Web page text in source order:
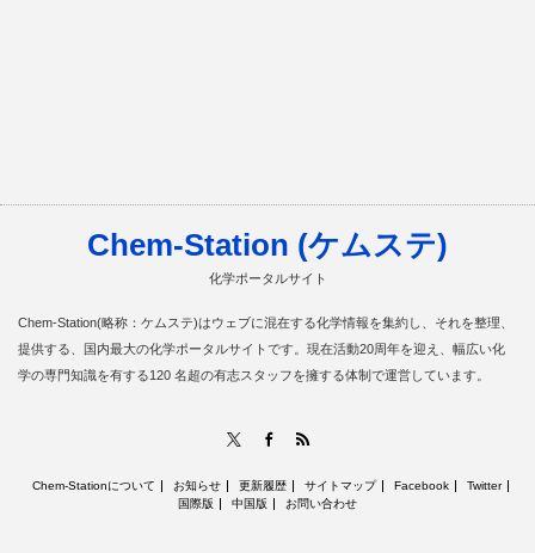
Chem-Station (ケムステ)
化学ポータルサイト
Chem-Station(略称：ケムステ)はウェブに混在する化学情報を集約し、それを整理、
提供する、国内最大の化学ポータルサイトです。現在活動20周年を迎え、幅広い化
学の専門知識を有する120 名超の有志スタッフを擁する体制で運営しています。
Facebook
Chem-Stationについて お知らせ 更新履歴 サイトマップ Facebook
Twitter
国際版
中国版 お問い合わせ